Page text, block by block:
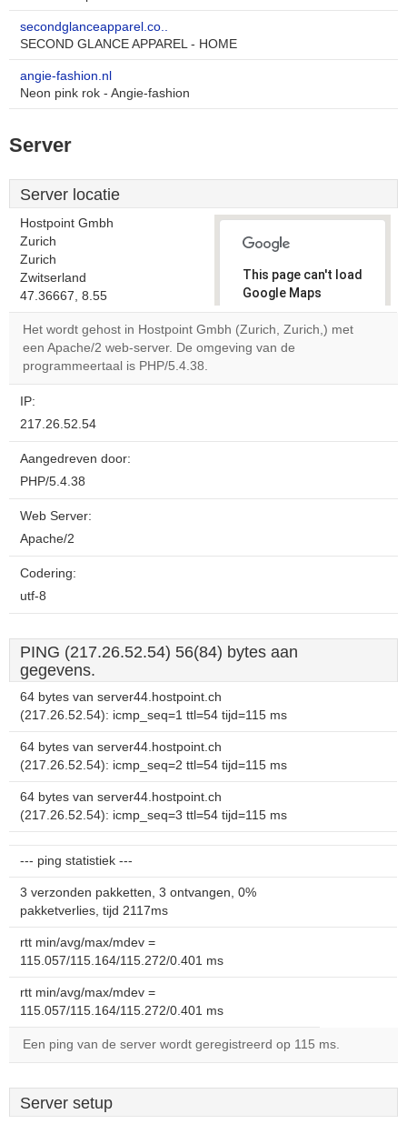
secondglanceapparel.co..
SECOND GLANCE APPAREL - HOME
angie-fashion.nl
Neon pink rok - Angie-fashion
Server
Server locatie
Hostpoint Gmbh
Zurich
Zurich
Zwitserland
47.36667, 8.55
This page can't load
Google Maps
correctly.
Do you
Het wordt gehost in Hostpoint Gmbh (Zurich, Zurich,) met
een Apache/2 web-server. De omgeving van de
programmeertaal is PHP/5.4.38.
IP:
217.26.52.54
Aangedreven door:
PHP/5.4.38
Web Server:
Apache/2
Codering:
utf-8
PING (217.26.52.54) 56(84) bytes aan
gegevens.
64 bytes van server44.hostpoint.ch
(217.26.52.54): icmp_seq=1 ttl=54 tijd=115 ms
64 bytes van server44.hostpoint.ch
(217.26.52.54): icmp_seq=2 ttl=54 tijd=115 ms
64 bytes van server44.hostpoint.ch
(217.26.52.54): icmp_seq=3 ttl=54 tijd=115 ms
--- ping statistiek ---
3 verzonden pakketten, 3 ontvangen, 0%
pakketverlies, tijd 2117ms
rtt min/avg/max/mdev =
115.057/115.164/115.272/0.401 ms
rtt min/avg/max/mdev =
115.057/115.164/115.272/0.401 ms
Een ping van de server wordt geregistreerd op 115 ms.
Server setup